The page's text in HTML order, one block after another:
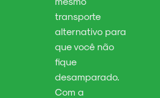
transporte
alternativo para
que você não
fique
desamparado.
Com a